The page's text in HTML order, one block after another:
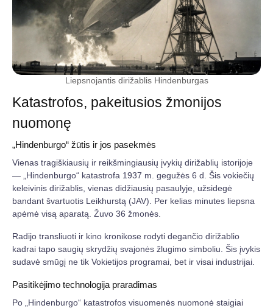
Liepsnojantis dirižablis Hindenburgas
Katastrofos, pakeitusios žmonijos
nuomonę
„Hindenburgo“ žūtis ir jos pasekmės
Vienas tragiškiausių ir reikšmingiausių įvykių dirižablių istorijoje
— „Hindenburgo“ katastrofa 1937 m. gegužės 6 d. Šis vokiečių
keleivinis dirižablis, vienas didžiausių pasaulyje, užsidegė
bandant švartuotis Leikhurstą (JAV). Per kelias minutes liepsna
apėmė visą aparatą. Žuvo 36 žmonės.
Radijo transliuoti ir kino kronikose rodyti degančio dirižablio
kadrai tapo saugių skrydžių svajonės žlugimo simboliu. Šis įvykis
sudavė smūgį ne tik Vokietijos programai, bet ir visai industrijai.
Pasitikėjimo technologija praradimas
Po „Hindenburgo“ katastrofos visuomenės nuomonė staigiai